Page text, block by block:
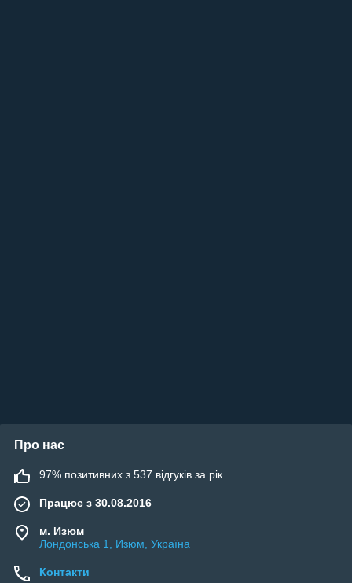
Про нас
97% позитивних з 537 відгуків за рік
Працює з 30.08.2016
м. Изюм
Лондонська 1, Изюм, Україна
Контакти